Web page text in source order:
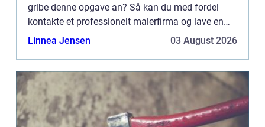
gribe denne opgave an? Så kan du med fordel
kontakte et professionelt malerfirma og lave en
aftale om maling af vægge, lofter og indvendigt
Linnea Jensen 03 August 2026